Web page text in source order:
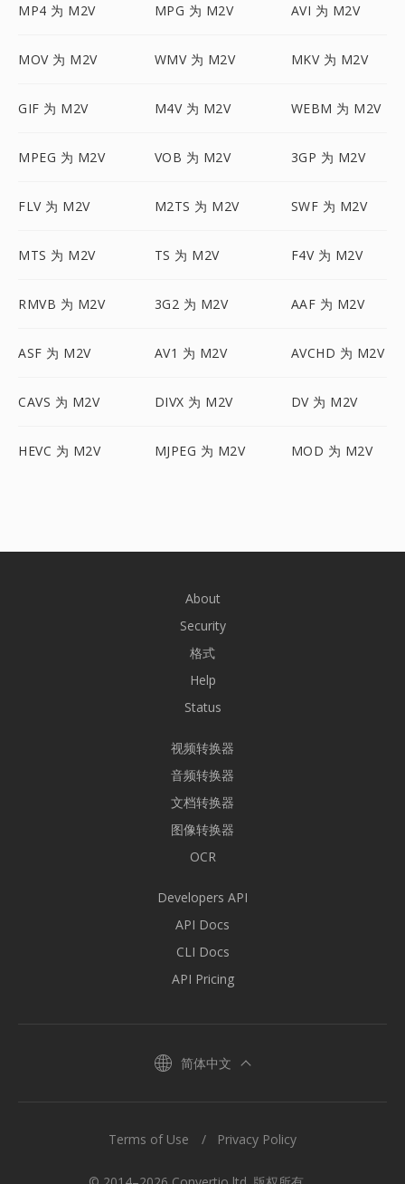
MP4 为 M2V MPG 为 M2V AVI 为 M2V
MOV 为 M2V WMV 为 M2V MKV 为 M2V
GIF 为 M2V M4V 为 M2V WEBM 为 M2V
MPEG 为 M2V VOB 为 M2V 3GP 为 M2V
FLV 为 M2V M2TS 为 M2V SWF 为 M2V
MTS 为 M2V TS 为 M2V F4V 为 M2V
RMVB 为 M2V 3G2 为 M2V AAF 为 M2V
ASF 为 M2V AV1 为 M2V AVCHD 为 M2V
CAVS 为 M2V DIVX 为 M2V DV 为 M2V
HEVC 为 M2V MJPEG 为 M2V MOD 为 M2V
About
Security
格式
Help
Status
视频转换器
音频转换器
文档转换器
图像转换器
OCR
Developers API
API Docs
CLI Docs
API Pricing
简体中文
Terms of Use Privacy Policy